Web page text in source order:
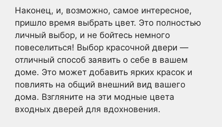
Наконец, и, возможно, самое интересное,
пришло время выбрать цвет. Это полностью
личный выбор, и не бойтесь немного
повеселиться! Выбор красочной двери —
отличный способ заявить о себе в вашем
доме. Это может добавить ярких красок и
повлиять на общий внешний вид вашего
дома. Взгляните на эти модные цвета
входных дверей для вдохновения.